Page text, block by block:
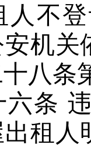
人 不
安机关
八条
六条
租人